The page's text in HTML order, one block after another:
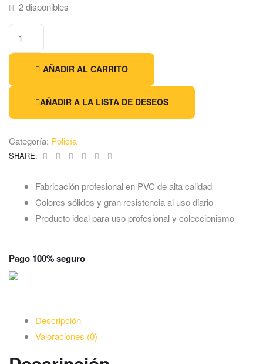
2 disponibles
AÑADIR AL CARRITO
AÑADIR A LA LISTA DE DESEOS
Categoría: Policía
SHARE: Facebook
TwitterLinkedinGoogle+Pinterest
Fabricación profesional en PVC de alta calidad
Colores sólidos y gran resistencia al uso diario
Producto ideal para uso profesional y coleccionismo
Pago 100% seguro
Descripción
Valoraciones (0)